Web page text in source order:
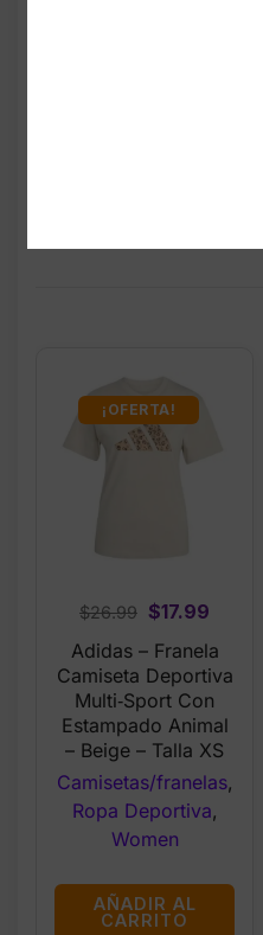
¡OFERTA!
$26.99 Original
price
was:
$26.99.
$17.99
is:
$17.99.
Adidas – Franela
Camiseta Deportiva
Multi‑Sport Con
Estampado Animal
– Beige – Talla XS
Camisetas/franelas,
Ropa Deportiva,
Women
AÑADIR AL
CARRITO